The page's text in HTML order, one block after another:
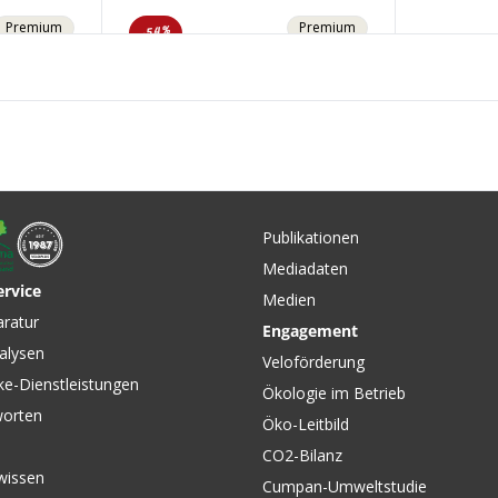
Laufradtasche / schwarz von
Premium -54% Premium
CHF 76.90
MAGIC MARY Evo Super
Trail MTB-Reifen Schwarz
von SCHWALBE
Dienstleistungen
Publikationen
Mediadaten
Medien
Engagement
Veloförderung
Ökologie im Betrieb
Öko-Leitbild
CO2-Bilanz
Cumpan-Umweltstudie